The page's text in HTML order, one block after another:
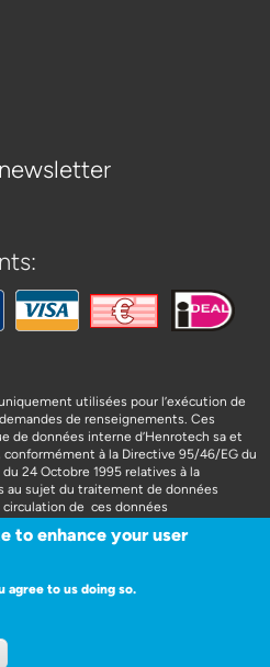
utilisées pour l’exécution de
de renseignements. Ces
de données interne d’Henrotech sa et
à la Directive 95/46/EG du
24 Octobre 1995 relatives à la
au sujet du traitement de données
de ces données
to enhance your user
to us doing so.